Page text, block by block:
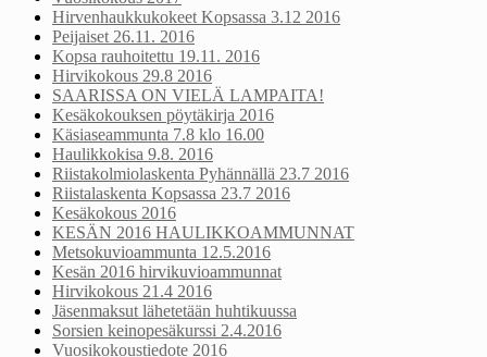
Hirvenhaukkukokeet Kopsassa 3.12 2016
Peijaiset 26.11. 2016
Kopsa rauhoitettu 19.11. 2016
Hirvikokous 29.8 2016
SAARISSA ON VIELÄ LAMPAITA!
Kesäkokouksen pöytäkirja 2016
Käsiaseammunta 7.8 klo 16.00
Haulikkokisa 9.8. 2016
Riistakolmiolaskenta Pyhännällä 23.7 2016
Riistalaskenta Kopsassa 23.7 2016
Kesäkokous 2016
KESÄN 2016 HAULIKKOAMMUNNAT
Metsokuvioammunta 12.5.2016
Kesän 2016 hirvikuvioammunnat
Hirvikokous 21.4 2016
Jäsenmaksut lähetetään huhtikuussa
Sorsien keinopesäkurssi 2.4.2016
Vuosikokoustiedote 2016